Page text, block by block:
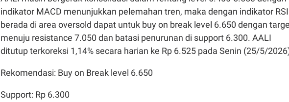
indikator MACD menunjukkan pelemahan tren, maka dengan indikator RSI
berada di area oversold dapat untuk buy on break level 6.650 dengan
menuju resistance 7.050 dan batasi penurunan di support 6.300. AALI
ditutup terkoreksi 1,14% secara harian ke Rp 6.525 pada Senin (25/5/
Rekomendasi: Buy on Break level 6.650
Support: Rp 6.300